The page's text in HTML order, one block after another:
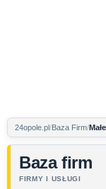
24opole.pl Baza Firm
Baza firm
FIRMY I USŁUGI